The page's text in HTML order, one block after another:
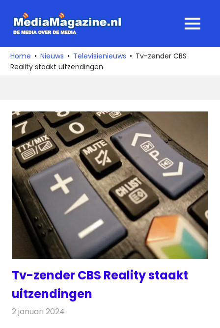
naar
media
over
de
MENU
Home Nieuws Televisienieuws
Tv-zender CBS
Reality staakt uitzendingen
Tv-zender CBS Reality staakt
uitzendingen
2 januari 2024